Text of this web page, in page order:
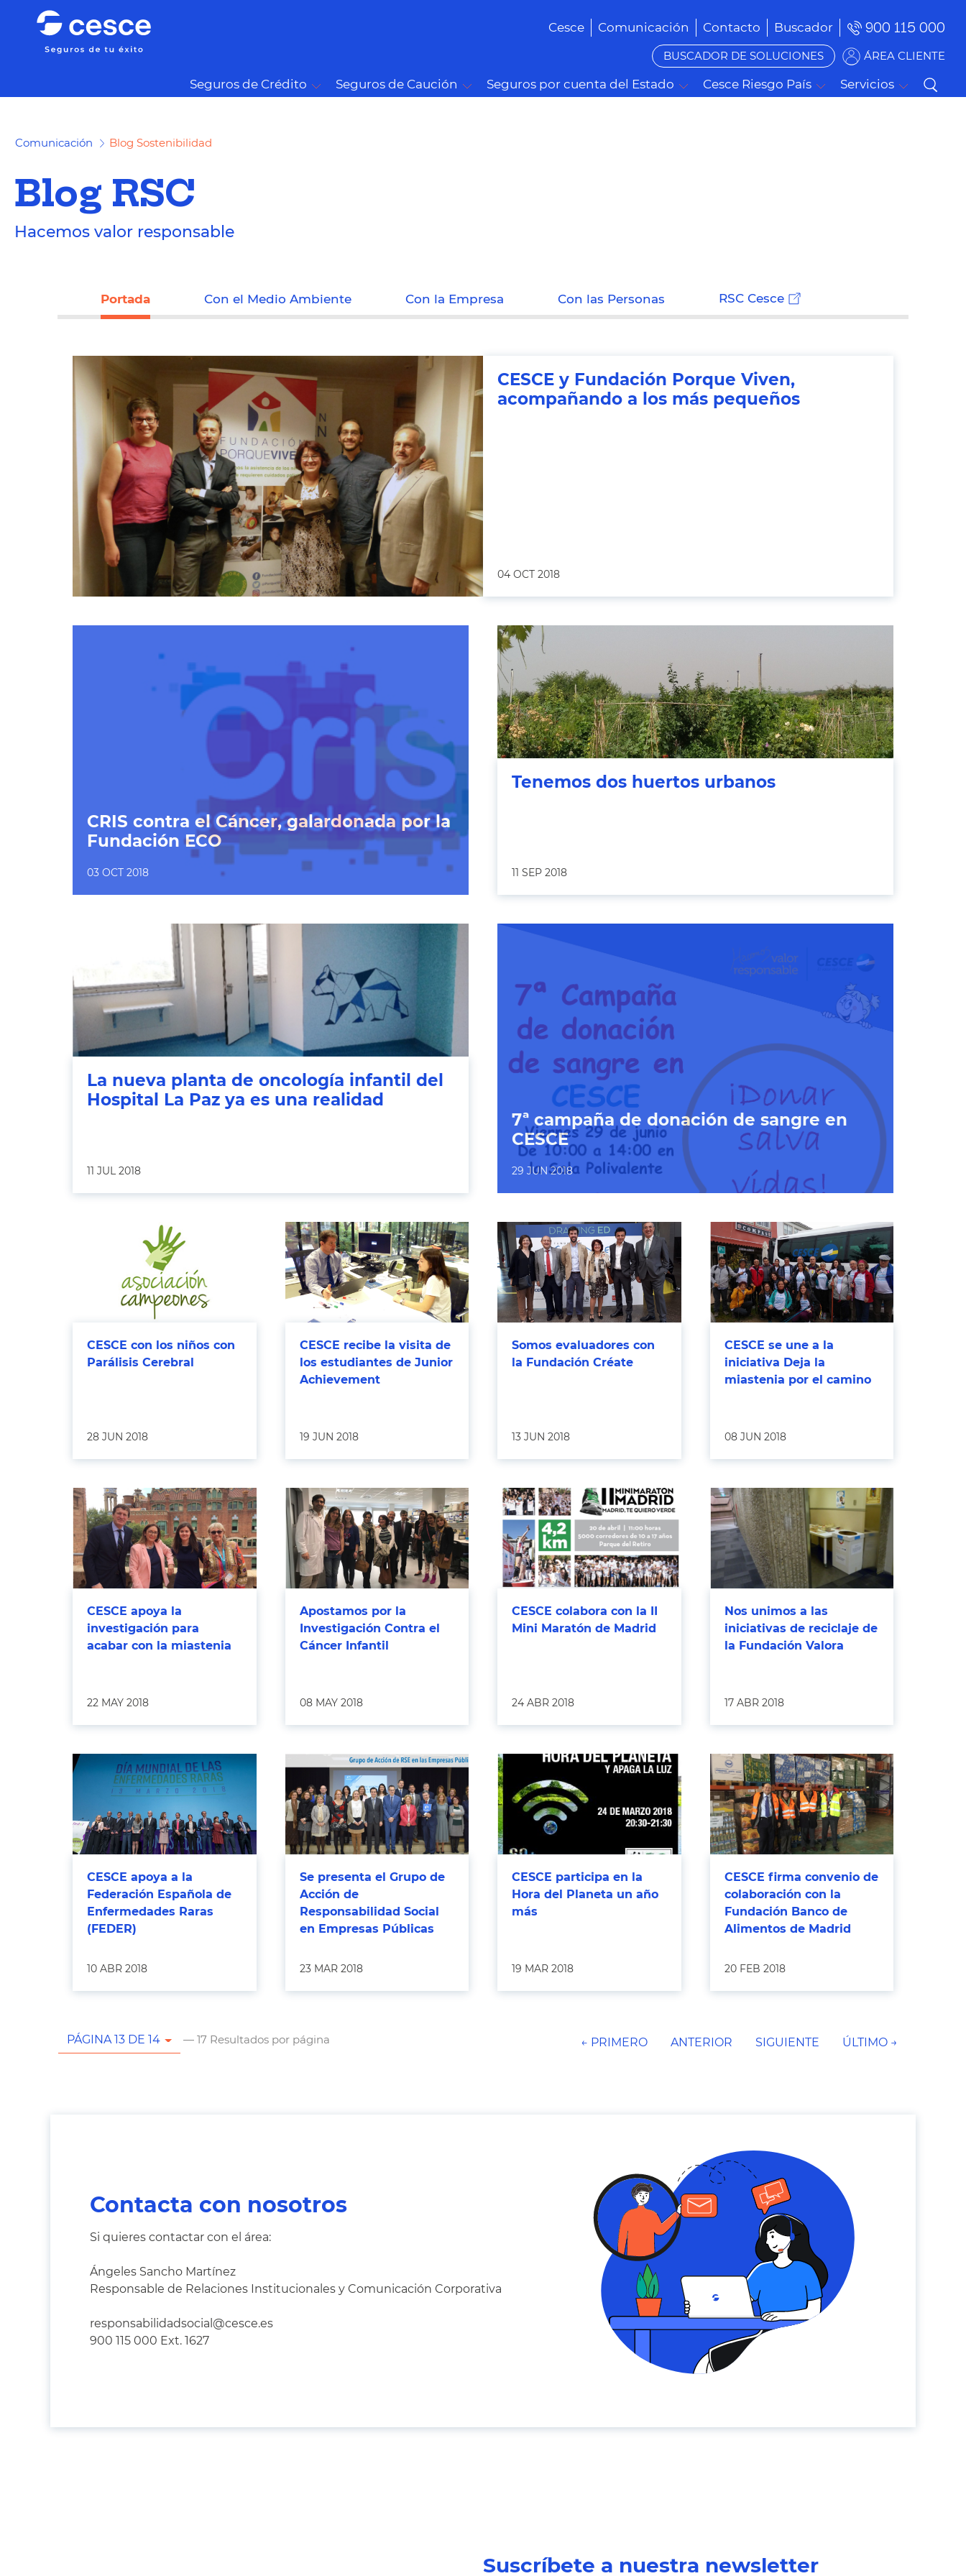
Cesce Comunicación Contacto Buscador 900 115 000
BUSCADOR DE SOLUCIONES ÁREA CLIENTE
Seguros de Crédito Seguros de Caución Seguros por cuenta del Estado Cesce Riesgo País Servicios
Comunicación Blog Sostenibilidad
Blog RSC
Hacemos valor responsable
Portada Con el Medio Ambiente Con la Empresa Con las Personas RSC Cesce
CESCE y Fundación Porque Viven,
acompañando a los más pequeños
04 OCT 2018
CRIS contra el Cáncer, galardonada por la
Fundación ECO
03 OCT 2018
Tenemos dos huertos urbanos
11 SEP 2018
La nueva planta de oncología infantil del
Hospital La Paz ya es una realidad
11 JUL 2018
7ª campaña de donación de sangre en
CESCE
29 JUN 2018
CESCE con los niños con
Parálisis Cerebral
28 JUN 2018
CESCE recibe la visita de
los estudiantes de Junior
Achievement
19 JUN 2018
Somos evaluadores con
la Fundación Créate
13 JUN 2018
CESCE se une a la
iniciativa Deja la
miastenia por el camino
08 JUN 2018
CESCE apoya la
investigación para
acabar con la miastenia
22 MAY 2018
Apostamos por la
Investigación Contra el
Cáncer Infantil
08 MAY 2018
CESCE colabora con la II
Mini Maratón de Madrid
24 ABR 2018
Nos unimos a las
iniciativas de reciclaje de
la Fundación Valora
17 ABR 2018
CESCE apoya a la
Federación Española de
Enfermedades Raras
(FEDER)
10 ABR 2018
Se presenta el Grupo de
Acción de
Responsabilidad Social
en Empresas Públicas
23 MAR 2018
CESCE participa en la
Hora del Planeta un año
más
19 MAR 2018
CESCE firma convenio de
colaboración con la
Fundación Banco de
Alimentos de Madrid
20 FEB 2018
PÁGINA 13 DE 14 — 17 Resultados por página ← PRIMERO ANTERIOR SIGUIENTE ÚLTIMO →
Contacta con nosotros
Si quieres contactar con el área:
Ángeles Sancho Martínez
Responsable de Relaciones Institucionales y Comunicación Corporativa
responsabilidadsocial@cesce.es
900 115 000 Ext. 1627
Suscríbete a nuestra newsletter